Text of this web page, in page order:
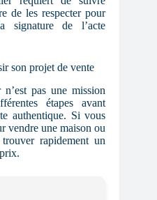
de les respecter pour
signature de l’acte
son projet de vente
pas une mission
étapes avant
authentique. Si vous
vendre une maison ou
rapidement un